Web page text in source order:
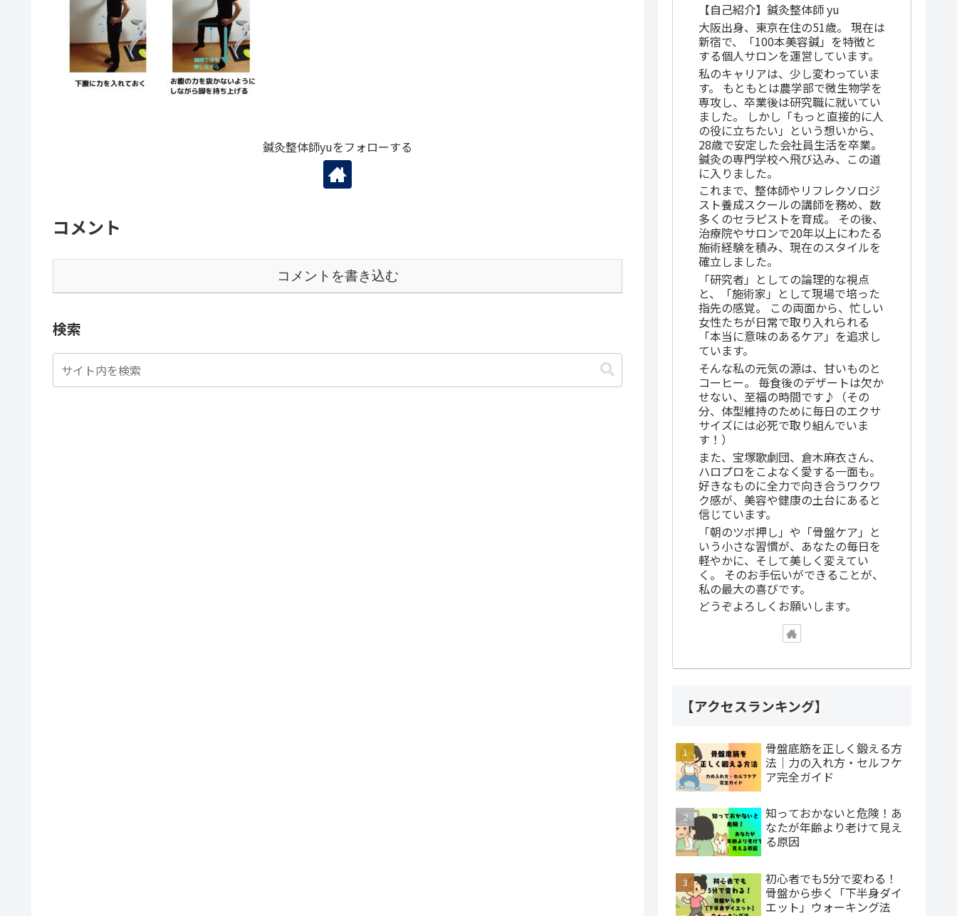
鍼灸整体師yuをフォローする
コメント
コメントを書き込む
検索
【自己紹介】鍼灸整体師 yu
大阪出身、東京在住の51歳。 現在は
新宿で、「100本美容鍼」を特徴と
する個人サロンを運営しています。
私のキャリアは、少し変わっていま
す。 もともとは農学部で微生物学を
専攻し、卒業後は研究職に就いてい
ました。 しかし「もっと直接的に人
の役に立ちたい」という想いから、
28歳で安定した会社員生活を卒業。
鍼灸の専門学校へ飛び込み、この道
に入りました。
これまで、整体師やリフレクソロジ
スト養成スクールの講師を務め、数
多くのセラピストを育成。 その後、
治療院やサロンで20年以上にわたる
施術経験を積み、現在のスタイルを
確立しました。
「研究者」としての論理的な視点
と、「施術家」として現場で培った
指先の感覚。 この両面から、忙しい
女性たちが日常で取り入れられる
「本当に意味のあるケア」を追求し
ています。
そんな私の元気の源は、甘いものと
コーヒー。 毎食後のデザートは欠か
せない、至福の時間です♪（その
分、体型維持のために毎日のエクサ
サイズには必死で取り組んでいま
す！）
また、宝塚歌劇団、倉木麻衣さん、
ハロプロをこよなく愛する一面も。
好きなものに全力で向き合うワクワ
ク感が、美容や健康の土台にあると
信じています。
「朝のツボ押し」や「骨盤ケア」と
いう小さな習慣が、あなたの毎日を
軽やかに、そして美しく変えてい
く。 そのお手伝いができることが、
私の最大の喜びです。
どうぞよろしくお願いします。
【アクセスランキング】
骨盤底筋を正しく鍛える方
法｜力の入れ方・セルフケ
ア完全ガイド
知っておかないと危険！あ
なたが年齢より老けて見え
る原因
初心者でも5分で変わる！
骨盤から歩く「下半身ダイ
エット」ウォーキング法